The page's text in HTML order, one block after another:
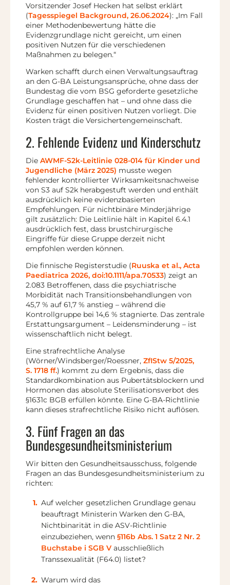
Vorsitzender Josef Hecken hat selbst erklärt
(Tagesspiegel Background, 26.06.2024): „Im Fall
einer Methodenbewertung hätte die
Evidenzgrundlage nicht gereicht, um einen
positiven Nutzen für die verschiedenen
Maßnahmen zu belegen.“
Warken schafft durch einen Verwaltungsauftrag
an den G-BA Leistungsansprüche, ohne dass der
Bundestag die vom BSG geforderte gesetzliche
Grundlage geschaffen hat – und ohne dass die
Evidenz für einen positiven Nutzen vorliegt. Die
Kosten trägt die Versichertengemeinschaft.
2. Fehlende Evidenz und Kinderschutz
Die AWMF-S2k-Leitlinie 028-014 für Kinder und
Jugendliche (März 2025) musste wegen
fehlender kontrollierter Wirksamkeitsnachweise
von S3 auf S2k herabgestuft werden und enthält
ausdrücklich keine evidenzbasierten
Empfehlungen. Für nichtbinäre Minderjährige
gilt zusätzlich: Die Leitlinie hält in Kapitel 6.4.1
ausdrücklich fest, dass brustchirurgische
Eingriffe für diese Gruppe derzeit nicht
empfohlen werden können.
Die finnische Registerstudie (Ruuska et al., Acta
Paediatrica 2026, doi:10.1111/apa.70533) zeigt an
2.083 Betroffenen, dass die psychiatrische
Morbidität nach Transitionsbehandlungen von
45,7 % auf 61,7 % anstieg – während die
Kontrollgruppe bei 14,6 % stagnierte. Das zentrale
Erstattungsargument – Leidensminderung – ist
wissenschaftlich nicht belegt.
Eine strafrechtliche Analyse
(Wörner/Windsberger/Roessner, ZfIStw 5/2025,
S. 1718 ff.) kommt zu dem Ergebnis, dass die
Standardkombination aus Pubertätsblockern und
Hormonen das absolute Sterilisationsverbot des
§1631c BGB erfüllen könnte. Eine G-BA-Richtlinie
kann dieses strafrechtliche Risiko nicht auflösen.
3. Fünf Fragen an das
Bundesgesundheitsministerium
Wir bitten den Gesundheitsausschuss, folgende
Fragen an das Bundesgesundheitsministerium zu
richten:
Auf welcher gesetzlichen Grundlage genau
beauftragt Ministerin Warken den G-BA,
Nichtbinarität in die ASV-Richtlinie
einzubeziehen, wenn §116b Abs. 1 Satz 2 Nr. 2
Buchstabe i SGB V ausschließlich
Transsexualität (F64.0) listet?
Warum wird das